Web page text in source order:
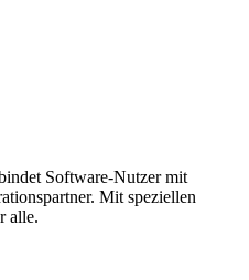
Software-Nutzer mit
Mit speziellen
alle.